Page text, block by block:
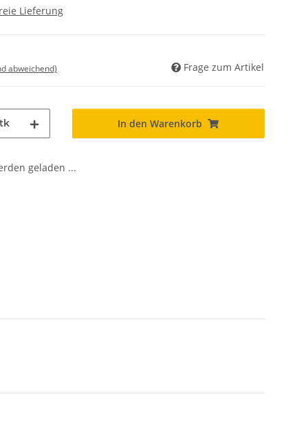
Lieferung
abweichend) Frage zum Artikel
In den Warenkorb
geladen ...